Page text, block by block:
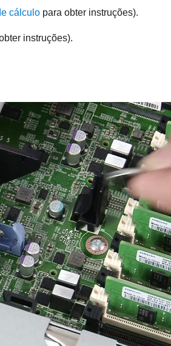
cálculo para obter instruções).
instruções).